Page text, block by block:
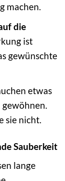
machen.
die
ist
gewünschte
etwas
gewöhnen.
sie nicht.
Sauberkeit
lange